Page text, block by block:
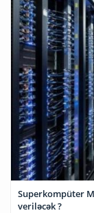
Superkompüter
veriləcək ?